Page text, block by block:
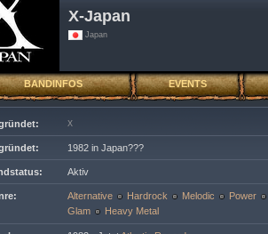
X-Japan
Japan
BANDINFOS EVENTS
X
1982 in Japan???
Aktiv
Alternative Hardrock Melodic Power
Glam
Heavy Metal